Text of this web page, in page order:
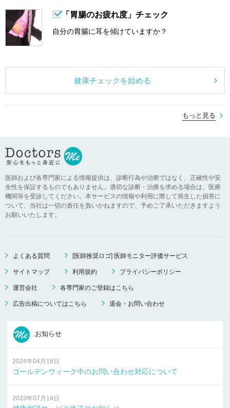
「胃腸のお疲れ度」チェック
自分の胃腸に耳を傾けていますか？
健康チェックを始める
もっと見る
医師および各専門家による情報提供は、診断行為や治療ではなく、正確性や安
全性を保証するものでもありません。適切な診断・治療を求める場合は、医療
機関等を受診してください。本サービスの情報や利用に際して発生した損害に
ついて、当社は一切の責任を負いかねますので、予めご了承いただきますよう
お願いいたします。
よくある質問 [医師推奨ロゴ] 医師モニター評価サービス
サイトマップ 利用規約 プライバシーポリシー
運営会社 各専門家のご登録はこちら
広告出稿についてはこちら 退会・お問い合わせ
お知らせ
2024年04月18日
ゴールデンウィーク中のお問い合わせ対応について
2023年07月14日